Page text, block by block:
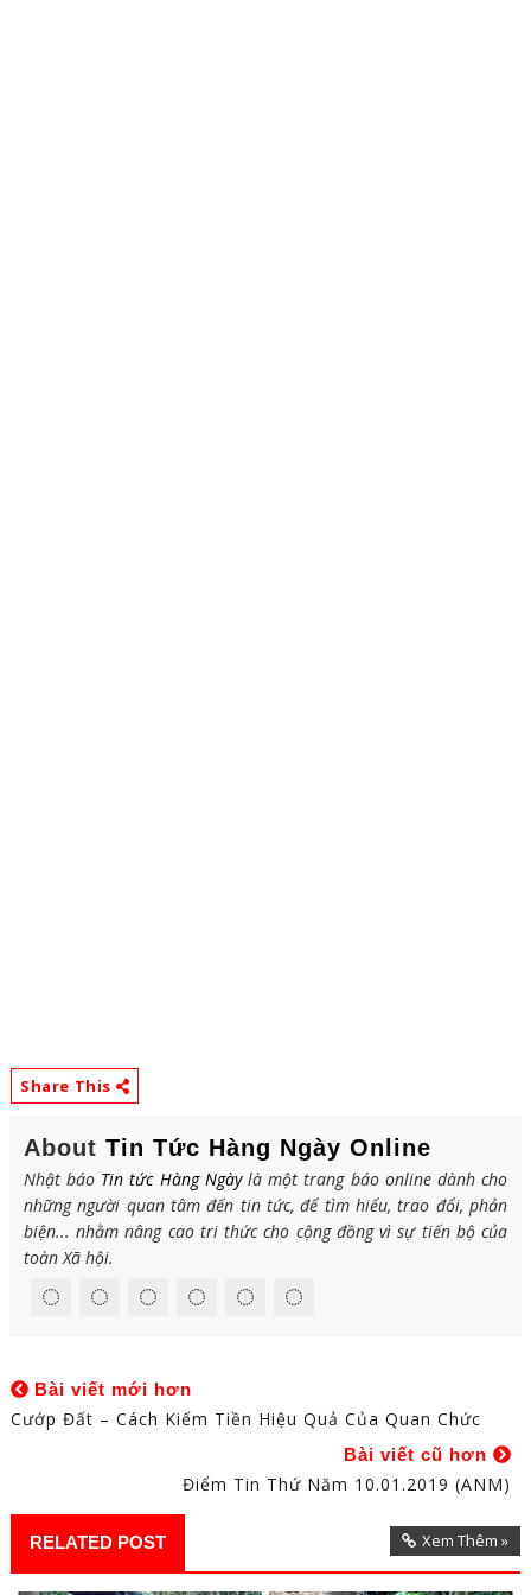
Share This
About Tin Tức Hàng Ngày Online
Nhật báo Tin tức Hàng Ngàylà một trang báo online dành cho
những người quan tâm đến tin tức, để tìm hiểu, trao đổi, phản
biện... nhằm nâng cao tri thức cho cộng đồng vì sự tiến bộ của
toàn Xã hội.
Bài viết mới hơn
Cướp Đất – Cách Kiếm Tiền Hiệu Quả Của Quan Chức
Bài viết cũ hơn
Điểm Tin Thứ Năm 10.01.2019 (ANM)
RELATED POST Xem Thêm »